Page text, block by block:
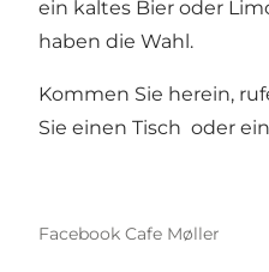
ein kaltes Bier oder
haben die Wahl.
Kommen Sie herein,
Sie einen Tisch oder
Facebook Cafe Møller